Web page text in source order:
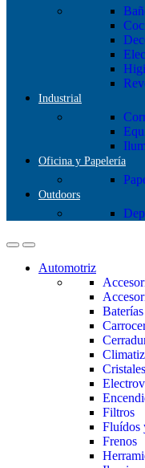
Industrial
Oficina y Papelería
Outdoors
Automotriz
Baterías
Cristales
Filtros
Fluídos
Frenos